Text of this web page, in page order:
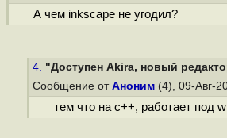
А чем inksсape не угодил?
4. "Доступен Akira, новый
Сообщение от Аноним (4), 09-Авг-
тем что на c++, работает под